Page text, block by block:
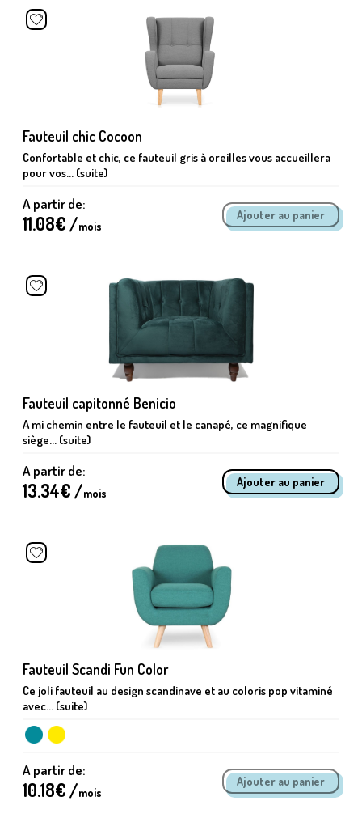
Fauteuil chic Cocoon
Confortable et chic, ce fauteuil gris à oreilles vous accueillera
pour vos... (suite)
A partir de:
11.08€ /mois
Fauteuil capitonné Benicio
A mi chemin entre le fauteuil et le canapé, ce magnifique
siège... (suite)
A partir de:
13.34€ /mois
Fauteuil Scandi Fun Color
Ce joli fauteuil au design scandinave et au coloris pop vitaminé
avec... (suite)
A partir de:
10.18€ /mois